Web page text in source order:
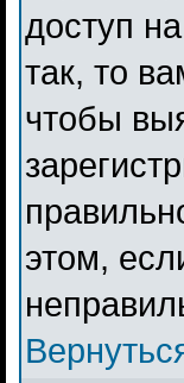
доступ
так, то
чтобы
этом,